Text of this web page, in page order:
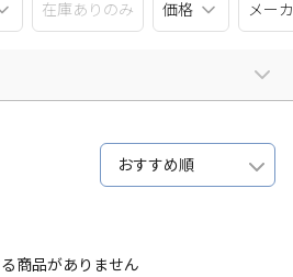
在庫ありのみ 価格 メー
おすすめ順
商品がありません